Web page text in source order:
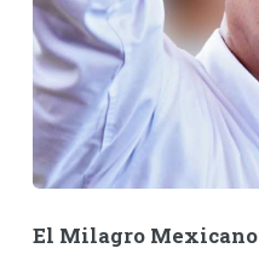
El Milagro Mexicano